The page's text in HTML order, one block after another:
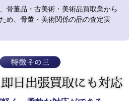
骨董品・古美術・美術品買取業から
め、骨董・美術関係の品の査定実